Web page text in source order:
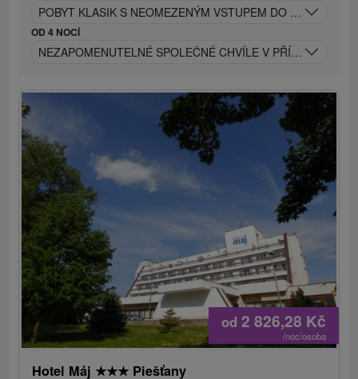
POBYT KLASIK S NEOMEZENÝM VSTUPEM DO
OD 4 NOCÍ
NEZAPOMENUTELNÉ SPOLEČNÉ CHVÍLE V PŘÍJEMNÉM
od 2 826,28 Kč
/noc/osoba
Hotel Máj ★★★ Piešťany